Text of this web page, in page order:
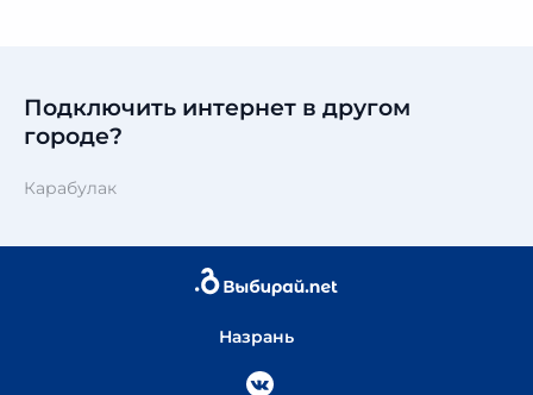
Подключить интернет в другом
городе?
Карабулак
Назрань